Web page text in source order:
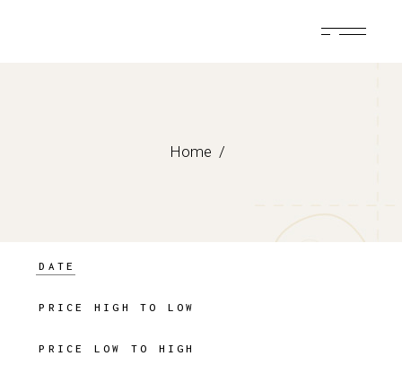
Home
DATE
PRICE HIGH TO LOW
PRICE LOW TO HIGH